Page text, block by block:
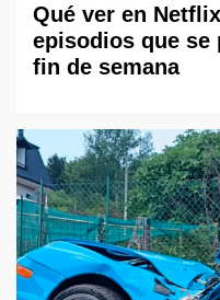
Qué ver en
episodios que se
fin de semana